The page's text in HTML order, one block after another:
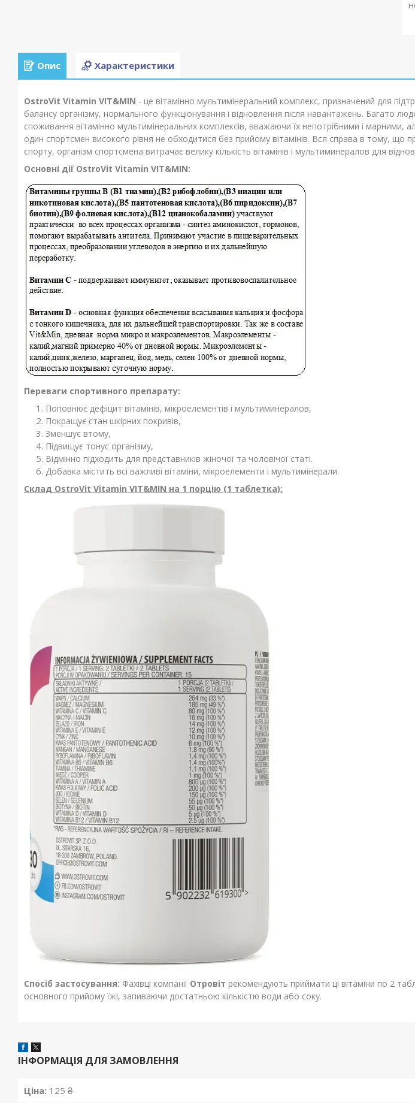
Опис Характеристики
OstroVit Vitamin VIT&MIN - це вітамінно мультимінеральний комплекс, призначений для
балансу організму, нормального функціонування і відновлення після навантажень. Багато
споживання вітамінно мультимінеральних комплексів, вважаючи їх непотрібними і марними,
один спортсмен високого рівня не обходитися без прийому вітамінів. Вся справа в тому, що
спорту, організм спортсмена витрачає велику кількість вітамінів і мультиминералов для
Основні дії OstroVit Vitamin VIT&MIN:
Переваги спортивного препарату:
Поповнює дефіцит вітамінів, мікроелементів і мультиминералов,
Покращує стан шкірних покривів,
Зменшує втому,
Підвищує тонус організму,
Відмінно підходить для представників жіночої та чоловічої статі.
Добавка містить всі важливі вітаміни, мікроелементи і мультимінерали.
Склад OstroVit Vitamin VIT&MIN на 1 порцію (1 таблетка):
Спосіб застосування: Фахівці компанії Отровіт рекомендують приймати ці вітаміни по 2
основного прийому їжі, запиваючи достатньою кількістю води або соку.
ІНФОРМАЦІЯ ДЛЯ ЗАМОВЛЕННЯ
Ціна: 125 ₴